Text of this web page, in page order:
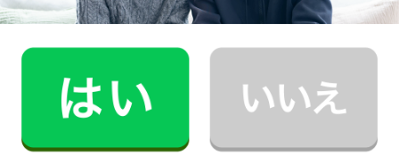
監修：鈴野寿子（家事代行サービスCaSy・お掃除研修講
photo